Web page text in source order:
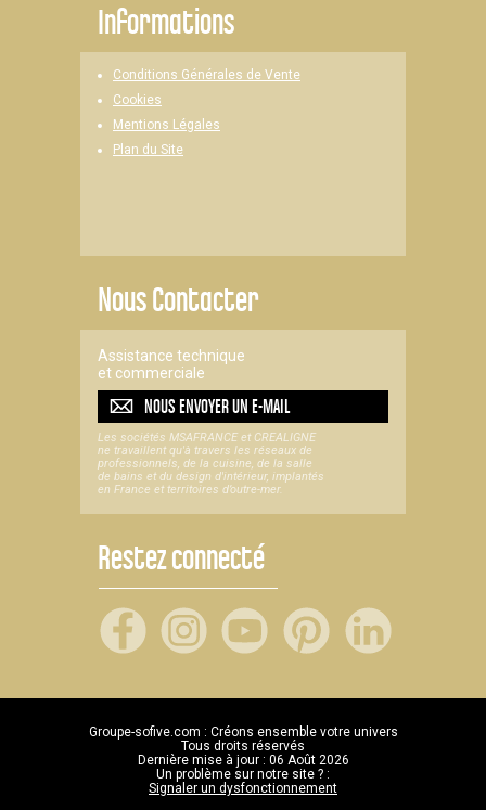
Informations
Conditions Générales de Vente
Cookies
Mentions Légales
Plan du Site
Nous Contacter
Assistance technique
et commerciale
NOUS ENVOYER UNE-MAIL
Les sociétés MSAFRANCE et CREALIGNE
ne travaillent qu'à travers les réseaux de
professionnels, de la cuisine, de la salle
de bains et du design d'intérieur, implantés
en France et territoires d’outre-mer.
Restez connecté
Groupe-sofive.com : Créons ensemble votre univers
Tous droits réservés
Dernière mise à jour : 06 Août 2026
Un problème sur notre site ? :
Signaler un dysfonctionnement